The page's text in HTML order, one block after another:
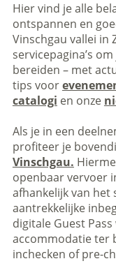
Hier vind je alle
ontspannen en
Vinschgau vallei in
servicepagina’s
bereiden – met
tips voor
catalogi en onze
Als je in een
profiteer je
Vinschgau.
openbaar vervoer
afhankelijk van het
aantrekkelijke
digitale Guest
accommodatie ter
inchecken of pre-